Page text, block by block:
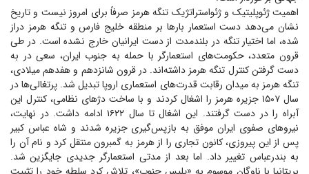
اهمیت ژئوپلیتیک و ژئواستراتژیک تنگه هرمز صرفاً برای امروز نیست و تاریخ
نشان می‌دهد دست استعمار بار‌ها بر منطقه خلیج فارس و تنگه هرمز دراز
شده، اما اختیار تنگه در بلندمدت از دست ایرانیان خارج نشده است. در طی
قرون متعدد، حکومت‌های استعمارگر با حمله به جنوب ایران، سعی در به
دست گرفتن کنترل تنگه هرمز داشته‌اند. در قرون شانزدهم و هفدهم میلادی،
تنگه هرمز به میدان رقابت قدرت‌های استعماری اروپا تبدیل شد. پرتغالی‌ها در
سال ۱۵۰۷ جزیره هرمز را اشغال کردند و با ساخت دژ‌های نظامی، کنترل این
آبراه را در دست گرفتند. این اشغال تا سال ۱۶۲۲ ادامه داشت. در نهایت،
نیرو‌های صفوی ایران موفق به بازپس‌گیری جزیره شدند و شاه عباس کبیر
پس از این پیروزی، کانون تجاری را از هرمز به گمبرون منتقل کرد و نام آن را
به بندرعباس تغییر داد. اما بعد از مدتی استعمارگر جدیدی جایگزین شد.